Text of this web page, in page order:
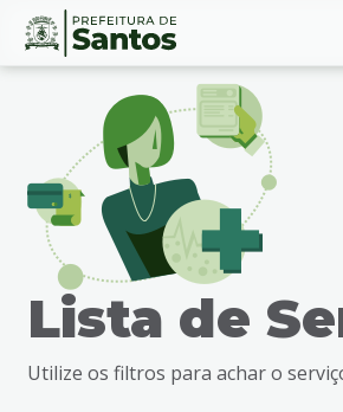
Ir
busca
Conteúdo
Lista de
Utilize os filtros para achar o